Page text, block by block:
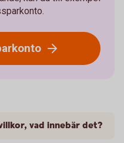
vad innebär det?